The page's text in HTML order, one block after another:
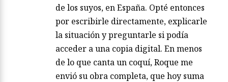
de los suyos, en España. Opté entonces
por escribirle directamente, explicarle
la situación y preguntarle si podía
acceder a una copia digital. En menos
de lo que canta un coquí, Roque me
envió su obra completa, que hoy suma